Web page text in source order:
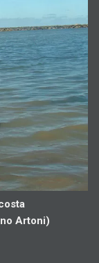
Artoni)